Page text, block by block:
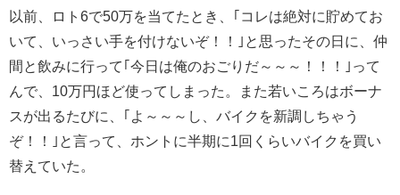
以前、ロト6で50万を当てたとき、｢コレは絶対に貯めてお
いて、いっさい手を付けないぞ！！｣と思ったその日に、仲
間と飲みに行って｢今日は俺のおごりだ～～～！！！｣って
んで、10万円ほど使ってしまった。また若いころはボーナ
スが出るたびに、｢よ～～～し、バイクを新調しちゃう
ぞ！！｣と言って、ホントに半期に1回くらいバイクを買い
替えていた。